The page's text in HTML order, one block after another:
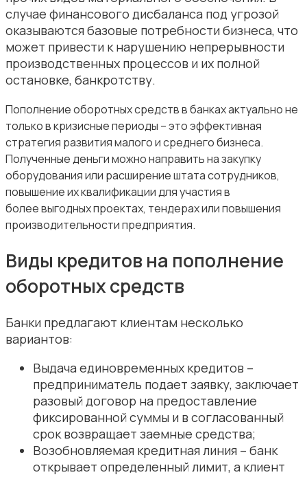
случае финансового дисбаланса под угрозой
оказываются базовые потребности бизнеса, что
может привести к нарушению непрерывности
производственных процессов и их полной
остановке, банкротству.
Пополнение оборотных средств в банках актуально не
только вкризисные периоды – это эффективная
стратегия развития малого и среднегобизнеса.
Полученные деньги можно направить на закупку
оборудования или расширение штата сотрудников,
повышение их квалификации для участия в
болеевыгодных проектах, тендерах или повышения
производительности предприятия.
Виды кредитов на пополнение
оборотных средств
Банки предлагают клиентам несколько
вариантов:
Выдача единовременных кредитов –
предприниматель подает заявку, заключает
разовый договор на предоставление
фиксированной суммы и в согласованный
срок возвращает заемные средства;
Возобновляемая кредитная линия – банк
открывает определенный лимит, а клиент